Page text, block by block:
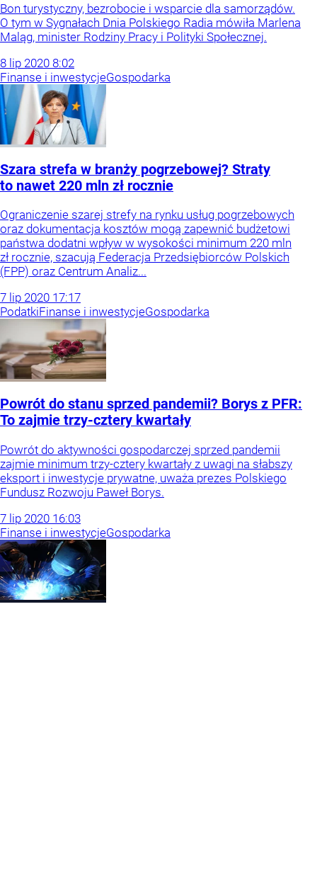
Bon turystyczny, bezrobocie i wsparcie dla samorządów.
O tym w Sygnałach Dnia Polskiego Radia mówiła Marlena
Maląg, minister Rodziny Pracy i Polityki Społecznej.
8 lip 2020 8:02
Finanse i inwestycjeGospodarka
Szara strefa w branży pogrzebowej? Straty
to nawet 220 mln zł rocznie
Ograniczenie szarej strefy na rynku usług pogrzebowych
oraz dokumentacja kosztów mogą zapewnić budżetowi
państwa dodatni wpływ w wysokości minimum 220 mln
zł rocznie, szacują Federacja Przedsiębiorców Polskich
(FPP) oraz Centrum Analiz...
7 lip 2020 17:17
PodatkiFinanse i inwestycjeGospodarka
Powrót do stanu sprzed pandemii? Borys z PFR:
To zajmie trzy-cztery kwartały
Powrót do aktywności gospodarczej sprzed pandemii
zajmie minimum trzy-cztery kwartały z uwagi na słabszy
eksport i inwestycje prywatne, uważa prezes Polskiego
Fundusz Rozwoju Paweł Borys.
7 lip 2020 16:03
Finanse i inwestycjeGospodarka